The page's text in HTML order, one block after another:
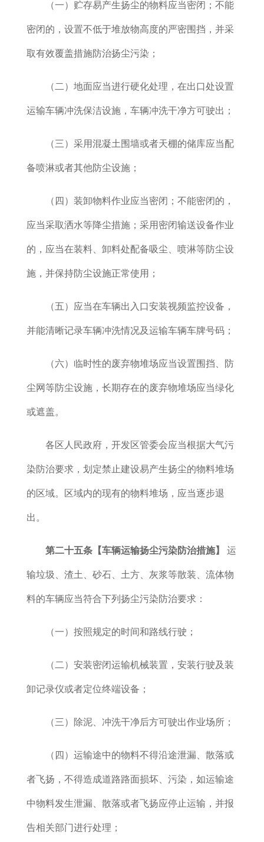
（一）贮存易产生扬尘的物料应当密闭；不能
密闭的，设置不低于堆放物高度的严密围挡，并采
取有效覆盖措施防治扬尘污染；
（二）地面应当进行硬化处理，在出口处设置
运输车辆冲洗保洁设施，车辆冲洗干净方可驶出；
（三）采用混凝土围墙或者天棚的储库应当配
备喷淋或者其他防尘设施；
（四）装卸物料作业应当密闭；不能密闭的，
应当采取洒水等降尘措施；采用密闭输送设备作业
的，应当在装料、 卸料处配备吸尘、喷淋等防尘设
施，并保持防尘设施正常使用；
（五）应当在车辆出入口安装视频监控设备，
并能清晰记录车辆冲洗情况及运输车辆车牌号码；
（六）临时性的废弃物堆场应当设置围挡、防
尘网等防尘设施，长期存在的废弃物堆场应当绿化
或遮盖。
各区人民政府 ，开发区管委会应当根据大气污
染防治要求，划定禁止建设易产生扬尘的物料堆场
的区域。区域内的现有的物料堆场，应当逐步退
出。
第二十五条【车辆运输扬尘污染防治措施】 运
输垃圾、渣土、砂石、土方、灰浆等散装、流体物
料的车辆应当符合下列扬尘污染防治要求：
（一）按照规定的时间和路线行驶；
（二）安装密闭运输机械装置，安装行驶及装
卸记录仪或者定位终端设备；
（三）除泥、冲洗干净后方可驶出作业场所；
（四）运输途中的物料不得沿途泄漏、散落或
者飞扬，不得造成道路路面损坏、污染，如运输途
中物料发生泄漏、散落或者飞扬应停止运输，并报
告相关部门进行处理；